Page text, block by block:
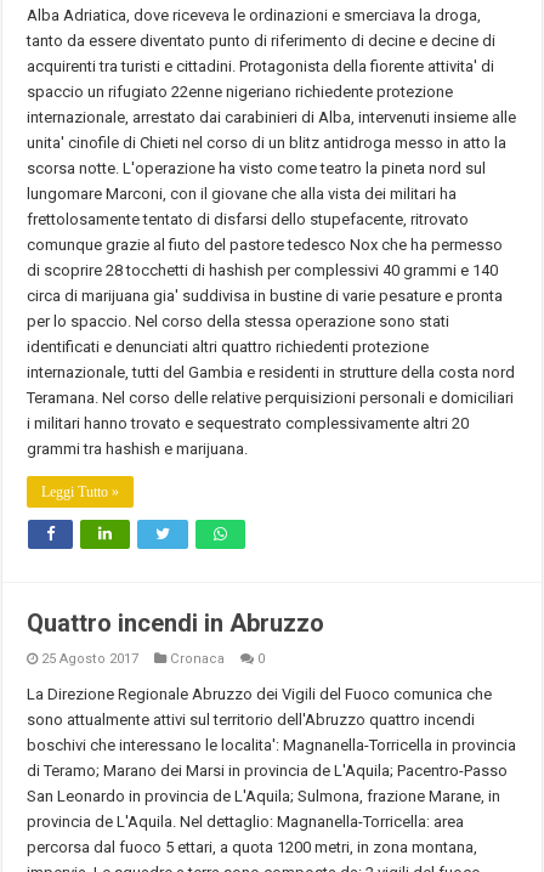
Alba Adriatica, dove riceveva le ordinazioni e smerciava la droga,
tanto da essere diventato punto di riferimento di decine e decine di
acquirenti tra turisti e cittadini. Protagonista della fiorente attivita' di
spaccio un rifugiato 22enne nigeriano richiedente protezione
internazionale, arrestato dai carabinieri di Alba, intervenuti insieme alle
unita' cinofile di Chieti nel corso di un blitz antidroga messo in atto la
scorsa notte. L'operazione ha visto come teatro la pineta nord sul
lungomare Marconi, con il giovane che alla vista dei militari ha
frettolosamente tentato di disfarsi dello stupefacente, ritrovato
comunque grazie al fiuto del pastore tedesco Nox che ha permesso
di scoprire 28 tocchetti di hashish per complessivi 40 grammi e 140
circa di marijuana gia' suddivisa in bustine di varie pesature e pronta
per lo spaccio. Nel corso della stessa operazione sono stati
identificati e denunciati altri quattro richiedenti protezione
internazionale, tutti del Gambia e residenti in strutture della costa nord
Teramana. Nel corso delle relative perquisizioni personali e domiciliari
i militari hanno trovato e sequestrato complessivamente altri 20
grammi tra hashish e marijuana.
Leggi Tutto »
Quattro incendi in Abruzzo
25 Agosto 2017 Cronaca 0
La Direzione Regionale Abruzzo dei Vigili del Fuoco comunica che
sono attualmente attivi sul territorio dell'Abruzzo quattro incendi
boschivi che interessano le localita': Magnanella-Torricella in provincia
di Teramo; Marano dei Marsi in provincia de L'Aquila; Pacentro-Passo
San Leonardo in provincia de L'Aquila; Sulmona, frazione Marane, in
provincia de L'Aquila. Nel dettaglio: Magnanella-Torricella: area
percorsa dal fuoco 5 ettari, a quota 1200 metri, in zona montana,